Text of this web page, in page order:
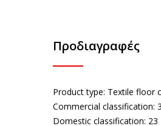
Προδιαγραφές
Product type: Textile floor
Commercial classification:
Domestic classification: 23